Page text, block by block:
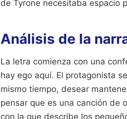
de Tyrone necesitaba espacio
Análisis de la
La letra comienza con una
hay ego aquí. El protagonista
mismo tiempo, desear
pensar que es una canción de
con la que describe los